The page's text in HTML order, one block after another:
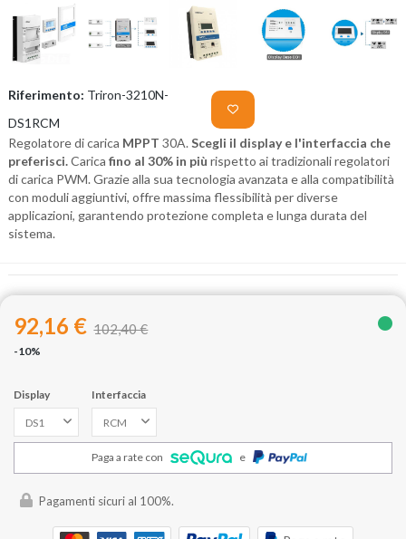
Riferimento: Triron-3210N-
DS1RCM
Regolatore di carica MPPT 30A.Scegli il display e l'interfaccia che
preferisci.Carica fino al 30% in più rispetto ai tradizionali regolatori
di carica PWM. Grazie alla sua tecnologia avanzata e alla compatibilità
con moduli aggiuntivi, offre massima flessibilità per diverse
applicazioni, garantendo protezione completa e lunga durata del
sistema.
92,16 € 102,40 €
-10%
Display Interfaccia
Paga a rate con e
Pagamenti sicuri al 100%.